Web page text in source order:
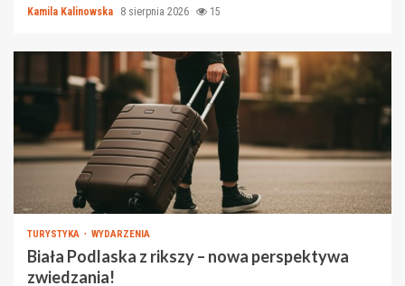
Kamila Kalinowska 8 sierpnia 2026 15
TURYSTYKA WYDARZENIA
Biała Podlaska z rikszy – nowa perspektywa
zwiedzania!